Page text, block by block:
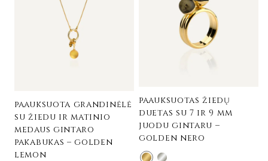
paauksuota grandinėlė
su žiedu ir matinio
medaus gintaro
pakabukas – golden
lemon
paauksuotas žiedų
duetas su 7 ir 9 mm
juodu gintaru –
golden nero